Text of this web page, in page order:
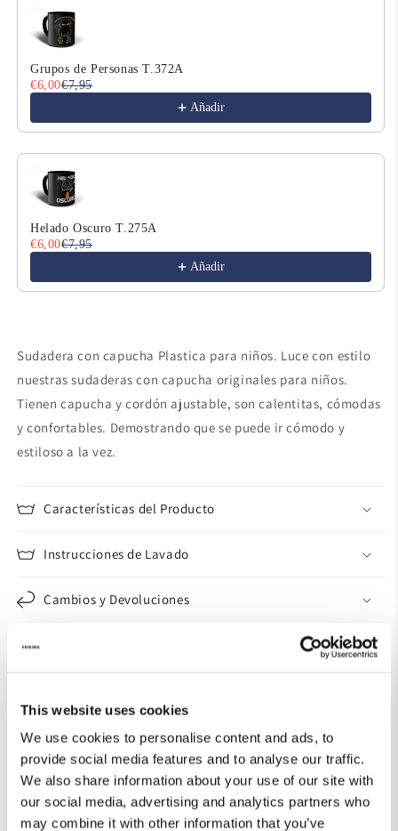
This website uses cookies
We use cookies to personalise content and ads, to
provide social media features and to analyse our traffic.
We also share information about your use of our site with
our social media, advertising and analytics partners who
may combine it with other information that you’ve
Grupos de Personas T.372A
€6,00€7,95
Añadir
Helado Oscuro T.275A
€6,00€7,95
Añadir
Sudadera con capucha Plastica para niños. Luce con estilo
nuestras sudaderas con capucha originales para niños.
Tienen capucha y cordón ajustable, son calentitas, cómodas
y confortables. Demostrando que se puede ir cómodo y
estiloso a la vez.
Características del Producto
Instrucciones de Lavado
Cambios y Devoluciones